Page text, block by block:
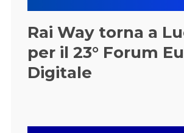
Rai Way torna a
per il 23° Forum
Digitale